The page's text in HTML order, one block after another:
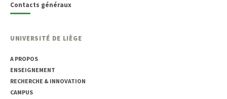
Contacts généraux
UNIVERSITÉ DE LIÈGE
A PROPOS
ENSEIGNEMENT
RECHERCHE & INNOVATION
CAMPUS